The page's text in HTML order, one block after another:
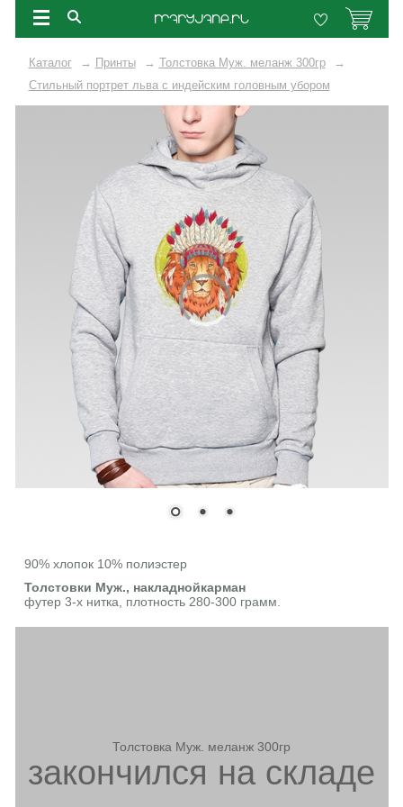
Каталог → Принты → Толстовка Муж. меланж 300гр
→
Стильный портрет льва с индейским головным убором
90% хлопок 10% полиэстер
Толстовки Муж., накладнойкарман
футер 3-х нитка, плотность 280-300 грамм.
Толстовка Муж. меланж 300гр
закончился на складе